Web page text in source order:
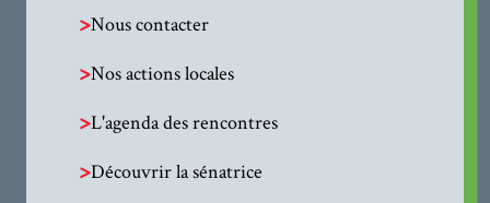
>Nous contacter
>Nos actions locales
>L'agenda des rencontres
>Découvrir la sénatrice